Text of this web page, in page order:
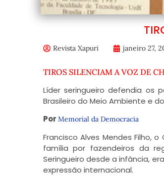
Revista Xapuri janeiro 27,
TIROS SILENCIAM A VOZ DE
Líder seringueiro defendia
Brasileiro do Meio Ambiente e
Por Memorial da Democracia
Francisco Alves Mendes Filho,
família por fazendeiros da
Seringueiro desde a infância,
expressão internacional.